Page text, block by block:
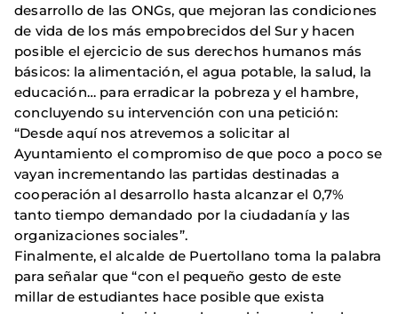
desarrollo de las ONGs, que mejoran las condiciones
de vida de los más empobrecidos del Sur y hacen
posible el ejercicio de sus derechos humanos más
básicos: la alimentación, el agua potable, la salud, la
educación… para erradicar la pobreza y el hambre,
concluyendo su intervención con una petición:
“Desde aquí nos atrevemos a solicitar al
Ayuntamiento el compromiso de que poco a poco se
vayan incrementando las partidas destinadas a
cooperación al desarrollo hasta alcanzar el 0,7%
tanto tiempo demandado por la ciudadanía y las
organizaciones sociales”.
Finalmente, el alcalde de Puertollano toma la palabra
para señalar que “con el pequeño gesto de este
millar de estudiantes hace posible que exista